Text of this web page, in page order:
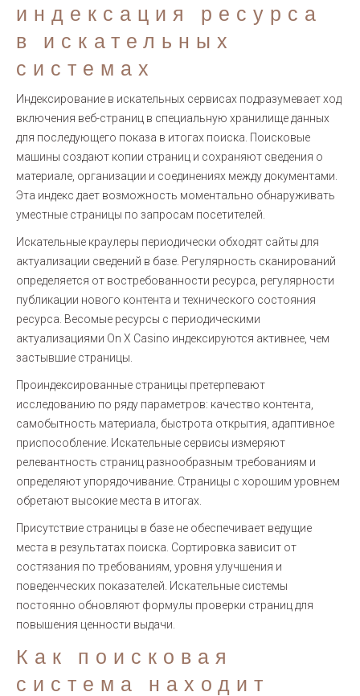
индексация ресурса
в искательных
системах
Индексирование в искательных сервисах подразумевает ход
включения веб-страниц в специальную хранилище данных
для последующего показа в итогах поиска. Поисковые
машины создают копии страниц и сохраняют сведения о
материале, организации и соединениях между документами.
Эта индекс дает возможность моментально обнаруживать
уместные страницы по запросам посетителей.
Искательные краулеры периодически обходят сайты для
актуализации сведений в базе. Регулярность сканирований
определяется от востребованности ресурса, регулярности
публикации нового контента и технического состояния
ресурса. Весомые ресурсы с периодическими
актуализациями On X Casino индексируются активнее, чем
застывшие страницы.
Проиндексированные страницы претерпевают
исследованию по ряду параметров: качество контента,
самобытность материала, быстрота открытия, адаптивное
приспособление. Искательные сервисы измеряют
релевантность страниц разнообразным требованиям и
определяют упорядочивание. Страницы с хорошим уровнем
обретают высокие места в итогах.
Присутствие страницы в базе не обеспечивает ведущие
места в результатах поиска. Сортировка зависит от
состязания по требованиям, уровня улучшения и
поведенческих показателей. Искательные системы
постоянно обновляют формулы проверки страниц для
повышения ценности выдачи.
Как поисковая
система находит